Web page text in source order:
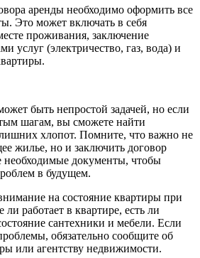
аренды необходимо оформить все
Это может включать в себя
проживания, заключение
услуг (электричество, газ, вода) и
быть непростой задачей, но если
шагам, вы сможете найти
хлопот. Помните, что важно не
жилье, но и заключить договор
необходимые документы, чтобы
в будущем.
на состояние квартиры при
ли работает в квартире, есть ли
сантехники и мебели. Если
обязательно сообщите об
или агентству недвижимости.